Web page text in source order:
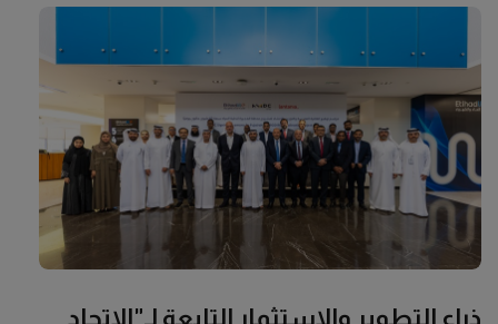
لإدارة الأصول يتسق مع أفضل الممارسات المعترف بها دوليًا،
كما يعكس قدرتها على إدارة هذه الأصول بكفاءة، بما يوازن بين
الأداء والمخاطر والتكلفة والقيمة، وبالتالي دعم تحقيق أهدافها
الاستراتيجية.
ويكتسب هذا الإنجاز أهمية خاصة بالنظر إلى أن نظام
إدارة الأصول جرى تطويره وتطبيقه بالكامل بقدرات فرق العمل
في الاتحاد للماء والكهرباء، بما يدلل على كفاءة كوادرها الفنية
والتشغيلية، وحرص الشركة على بناء خبرات مؤسسية مستدامة.
وقال المهندس عبدالله الخميري، الرئيس التنفيذي للعمليات
في الاتحاد للماء والكهرباء: «يمثل حصول الاتحاد للماء والكهرباء
ذراع التطوير والاستثمار التابعة لـ"الاتحاد